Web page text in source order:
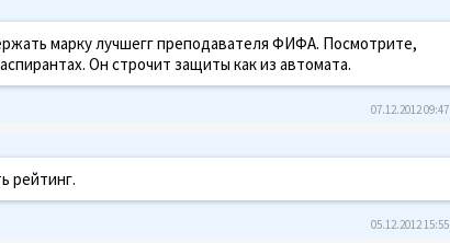
марку лучшегг преподавателя ФИФА. Посмотрите,
Он строчит защиты как из автомата.
07.12.2012 09:47
рейтинг.
05.12.2012 15:55